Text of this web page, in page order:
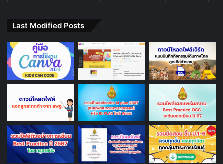
Last Modified Posts